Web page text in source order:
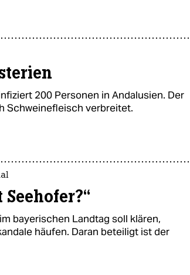
200 Personen in Andalusien. Der
Schweinefleisch verbreitet.
bayerischen Landtag soll klären,
häufen. Daran beteiligt ist der